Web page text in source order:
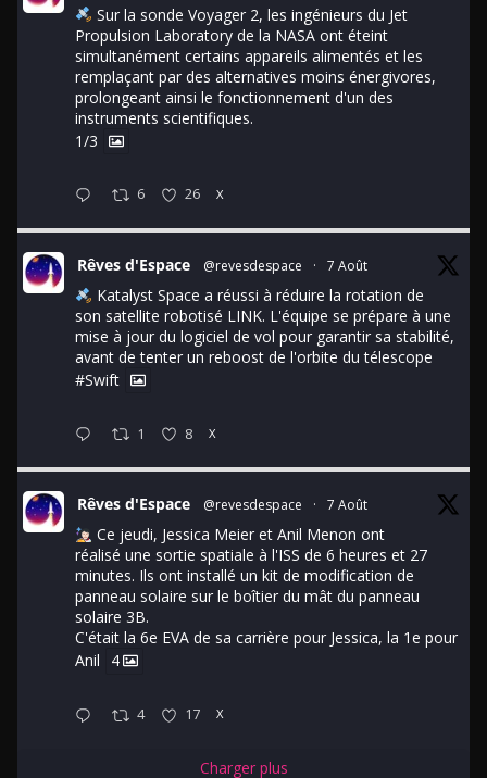
Sur la sonde Voyager 2, les ingénieurs du Jet
Propulsion Laboratory de la NASA ont éteint
simultanément certains appareils alimentés et les
remplaçant par des alternatives moins énergivores,
prolongeant ainsi le fonctionnement d'un des
instruments scientifiques.
1/3
6 26 X
Rêves d'Espace @revesdespace · 7 Août
Katalyst Space a réussi à réduire la rotation de
son satellite robotisé LINK. L'équipe se prépare à une
mise à jour du logiciel de vol pour garantir sa stabilité,
avant de tenter un reboost de l'orbite du télescope
#Swift
1 8 X
Rêves d'Espace @revesdespace · 7 Août
Ce jeudi, Jessica Meier et Anil Menon ont
réalisé une sortie spatiale à l'ISS de 6 heures et 27
minutes. Ils ont installé un kit de modification de
panneau solaire sur le boîtier du mât du panneau
solaire 3B.
C'était la 6e EVA de sa carrière pour Jessica, la 1e pour
Anil
4
4 17 X
Charger plus